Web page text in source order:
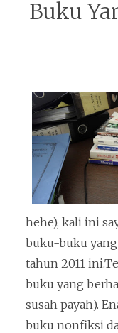
Buku
hehe), kali ini
buku-buku yang
tahun 2011
buku yang
susah payah).
buku nonfiksi